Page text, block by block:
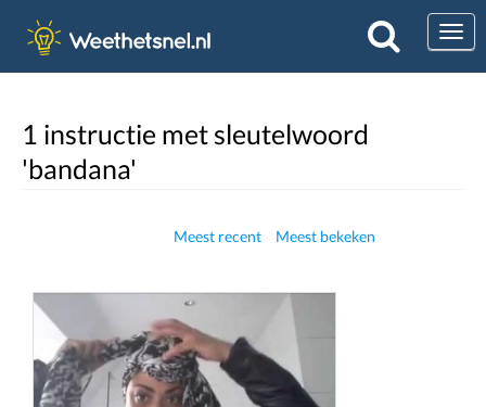
1 instructie met sleutelwoord
'bandana'
Meest recent Meest bekeken